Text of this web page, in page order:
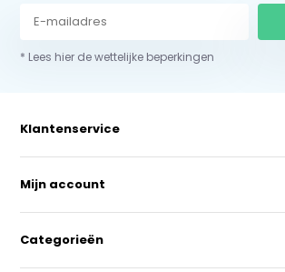
* Lees hier de wettelijke beperkingen
Klantenservice
Mijn account
Categorieën